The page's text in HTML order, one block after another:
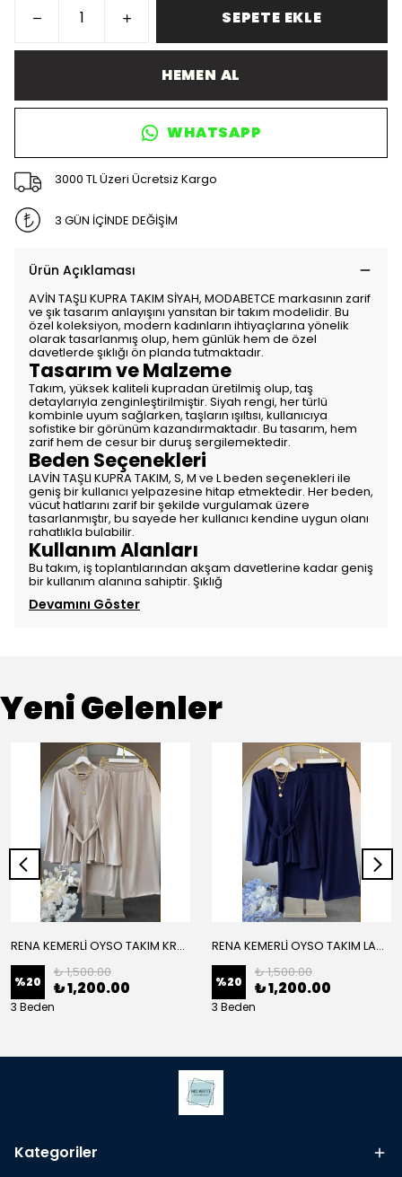
SEPETE EKLE
HEMEN AL
WHATSAPP
3000 TL Üzeri Ücretsiz Kargo
3 GÜN İÇİNDE DEĞİŞİM
Ürün Açıklaması
AVİN TAŞLI KUPRA TAKIM SİYAH, MODABETCE markasının zarif
ve şık tasarım anlayışını yansıtan bir takım modelidir. Bu
özel koleksiyon, modern kadınların ihtiyaçlarına yönelik
olarak tasarlanmış olup, hem günlük hem de özel
davetlerde şıklığı ön planda tutmaktadır.
Tasarım ve Malzeme
Takım, yüksek kaliteli kupradan üretilmiş olup, taş
detaylarıyla zenginleştirilmiştir. Siyah rengi, her türlü
kombinle uyum sağlarken, taşların ışıltısı, kullanıcıya
sofistike bir görünüm kazandırmaktadır. Bu tasarım, hem
zarif hem de cesur bir duruş sergilemektedir.
Beden Seçenekleri
LAVİN TAŞLI KUPRA TAKIM, S, M ve L beden seçenekleri ile
geniş bir kullanıcı yelpazesine hitap etmektedir. Her beden,
vücut hatlarını zarif bir şekilde vurgulamak üzere
tasarlanmıştır, bu sayede her kullanıcı kendine uygun olanı
rahatlıkla bulabilir.
Kullanım Alanları
Bu takım, iş toplantılarından akşam davetlerine kadar geniş
bir kullanım alanına sahiptir. Şıklığ
Devamını Göster
Yeni Gelenler
RENA KEMERLİ OYSO TAKIM KREM
%20
₺ 1,500.00
₺ 1,200.00
3 Beden
RENA KEMERLİ OYSO TAKIM LACİVERT
%20
₺ 1,500.00
₺ 1,200.00
3 Beden
Kategoriler